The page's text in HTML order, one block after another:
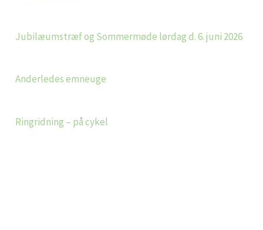
Jubilæumstræf og Sommermøde lørdag d. 6. juni 2026
Anderledes emneuge
Ringridning – på cykel